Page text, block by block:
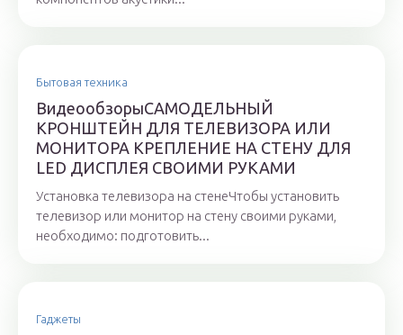
Бытовая техника
ВидеообзорыСАМОДЕЛЬНЫЙ
КРОНШТЕЙН ДЛЯ ТЕЛЕВИЗОРА ИЛИ
МОНИТОРА КРЕПЛЕНИЕ НА СТЕНУ ДЛЯ
LED ДИСПЛЕЯ СВОИМИ РУКАМИ
Установка телевизора на стенеЧтобы установить
телевизор или монитор на стену своими руками,
необходимо: подготовить...
Гаджеты